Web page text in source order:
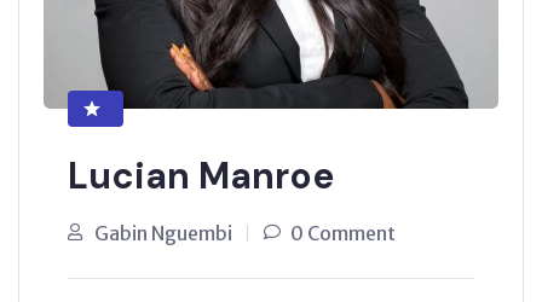
Lucian Manroe
Gabin Nguembi 0 Comment